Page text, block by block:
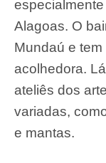
Alagoas. O
Mundaú e
acolhedora.
ateliês dos
variadas,
e mantas.